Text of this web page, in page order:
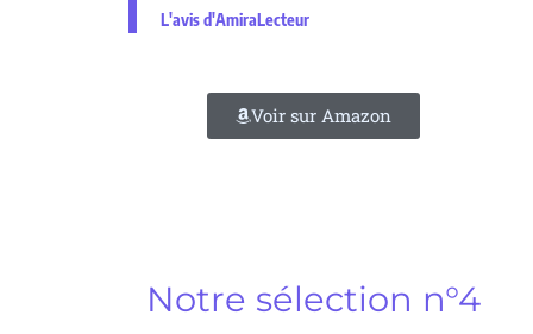
L'avis d'AmiraLecteur
Voir sur Amazon
Notre sélection n°4